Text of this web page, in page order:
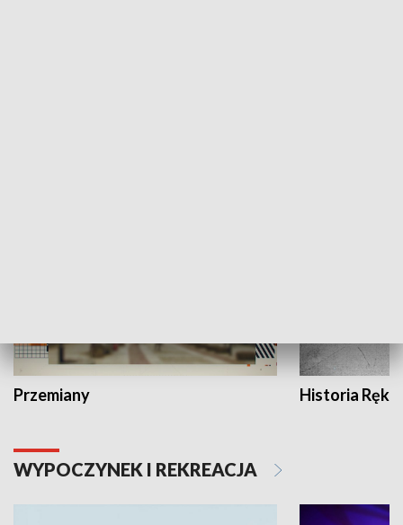
Przemiany Historia Ręką
WYPOCZYNEK I REKREACJA